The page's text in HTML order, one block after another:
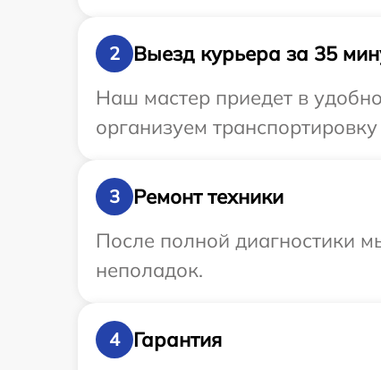
2
Выезд курьера за 35
Наш мастер приедет в
организуем
3
Ремонт техники
После полной диагностики
неполадок.
4
Гарантия